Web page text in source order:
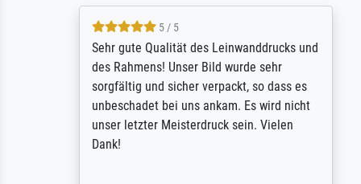
5 / 5
Sehr gute Qualität des Leinwanddrucks und
des Rahmens! Unser Bild wurde sehr
sorgfältig und sicher verpackt, so dass es
unbeschadet bei uns ankam. Es wird nicht
unser letzter Meisterdruck sein. Vielen
Dank!